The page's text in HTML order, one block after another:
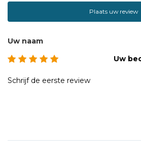
Plaats uw review
Uw naam
Uw
Schrijf de eerste review